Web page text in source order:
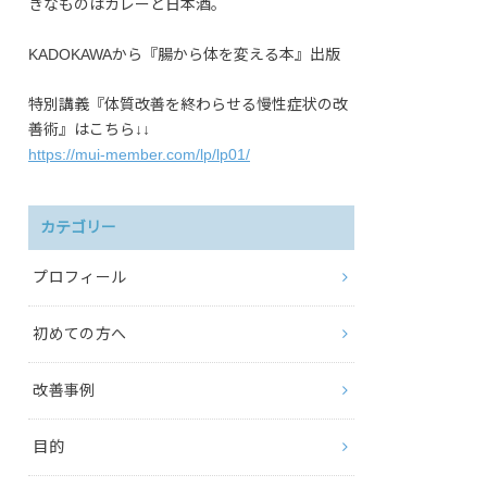
きなものはカレーと日本酒。
KADOKAWAから『腸から体を変える本』出版
特別講義『体質改善を終わらせる慢性症状の改
善術』はこちら↓↓
https://mui-member.com/lp/lp01/
カテゴリー
プロフィール
初めての方へ
改善事例
目的